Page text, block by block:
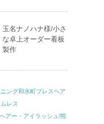
玉名ナノハナ様/小さ
な卓上オーダー看板
製作
ング和水町ブレスヘア
レス
アー・アイラッシュ/熊